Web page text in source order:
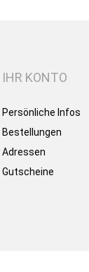
IHR KONTO
Persönliche Infos
Bestellungen
Adressen
Gutscheine